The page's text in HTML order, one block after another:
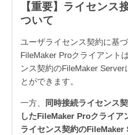
【重要】ライセンス
ついて
ユーザライセンス契約に基
FileMaker Proクライアント
ンス契約のFileMaker Server
とができます。
一方、
同時接続ライセンス
したFileMaker Proクライア
ライセンス契約のFileMaker